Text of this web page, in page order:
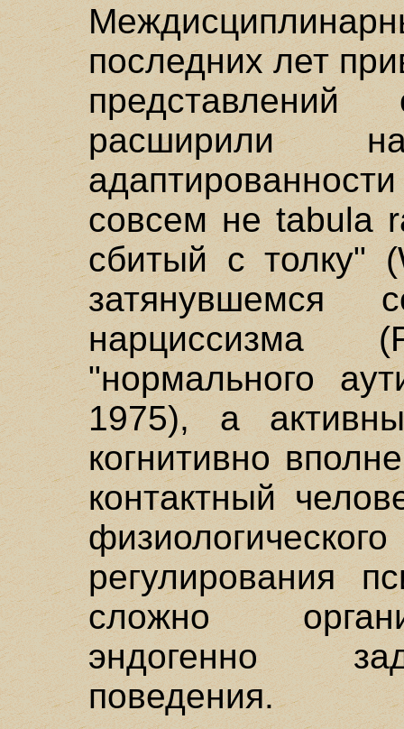
последних лет
расширили
совсем не tabula
сбитый с толку"
затянувшемся
нарциссизма
"нормального
1975), а
когнитивно
контактный
регулирования
сложно
эндогенно
поведения.